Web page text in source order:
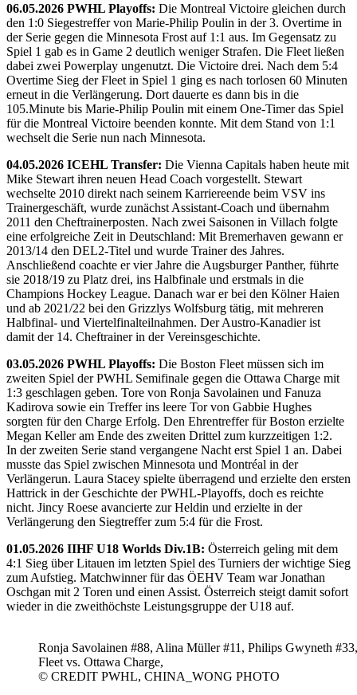
06.05.2026 PWHL Playoffs: Die Montreal Victoire gleichen durch
den 1:0 Siegestreffer von Marie-Philip Poulin in der 3. Overtime in
der Serie gegen die Minnesota Frost auf 1:1 aus. Im Gegensatz zu
Spiel 1 gab es in Game 2 deutlich weniger Strafen. Die Fleet ließen
dabei zwei Powerplay ungenutzt. Die Victoire drei. Nach dem 5:4
Overtime Sieg der Fleet in Spiel 1 ging es nach torlosen 60 Minuten
erneut in die Verlängerung. Dort dauerte es dann bis in die
105.Minute bis Marie-Philip Poulin mit einem One-Timer das Spiel
für die Montreal Victoire beenden konnte. Mit dem Stand von 1:1
wechselt die Serie nun nach Minnesota.
04.05.2026 ICEHL Transfer: Die Vienna Capitals haben heute mit
Mike Stewart ihren neuen Head Coach vorgestellt. Stewart
wechselte 2010 direkt nach seinem Karriereende beim VSV ins
Trainergeschäft, wurde zunächst Assistant-Coach und übernahm
2011 den Cheftrainerposten. Nach zwei Saisonen in Villach folgte
eine erfolgreiche Zeit in Deutschland: Mit Bremerhaven gewann er
2013/14 den DEL2-Titel und wurde Trainer des Jahres.
Anschließend coachte er vier Jahre die Augsburger Panther, führte
sie 2018/19 zu Platz drei, ins Halbfinale und erstmals in die
Champions Hockey League. Danach war er bei den Kölner Haien
und ab 2021/22 bei den Grizzlys Wolfsburg tätig, mit mehreren
Halbfinal- und Viertelfinalteilnahmen. Der Austro-Kanadier ist
damit der 14. Cheftrainer in der Vereinsgeschichte.
03.05.2026 PWHL Playoffs: Die Boston Fleet müssen sich im
zweiten Spiel der PWHL Semifinale gegen die Ottawa Charge mit
1:3 geschlagen geben. Tore von Ronja Savolainen und Fanuza
Kadirova sowie ein Treffer ins leere Tor von Gabbie Hughes
sorgten für den Charge Erfolg. Den Ehrentreffer für Boston erzielte
Megan Keller am Ende des zweiten Drittel zum kurzzeitigen 1:2.
In der zweiten Serie stand vergangene Nacht erst Spiel 1 an. Dabei
musste das Spiel zwischen Minnesota und Montréal in der
Verlängerun. Laura Stacey spielte überragend und erzielte den ersten
Hattrick in der Geschichte der PWHL-Playoffs, doch es reichte
nicht. Jincy Roese avancierte zur Heldin und erzielte in der
Verlängerung den Siegtreffer zum 5:4 für die Frost.
01.05.2026 IIHF U18 Worlds Div.1B: Österreich geling mit dem
4:1 Sieg über Litauen im letzten Spiel des Turniers der wichtige Sieg
zum Aufstieg. Matchwinner für das ÖEHV Team war Jonathan
Oschgan mit 2 Toren und einen Assist. Österreich steigt damit sofort
wieder in die zweithöchste Leistungsgruppe der U18 auf.
Ronja Savolainen #88, Alina Müller #11, Philips Gwyneth
Fleet vs. Ottawa Charge,
© CREDIT PWHL, CHINA_WONG PHOTO